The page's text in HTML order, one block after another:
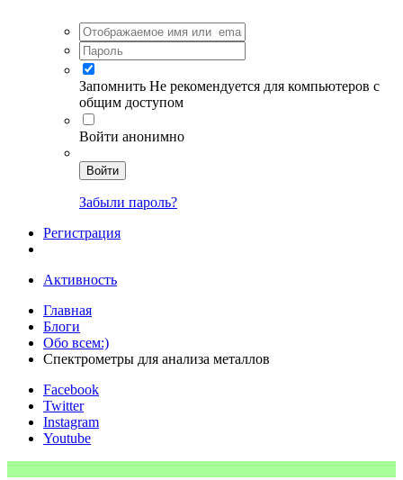
Запомнить Не рекомендуется для компьютеров с
общим доступом
Войти анонимно
Войти
Забыли пароль?
Регистрация
Активность
Главная
Блоги
Обо всем:)
Спектрометры для анализа металлов
Facebook
Twitter
Instagram
Youtube